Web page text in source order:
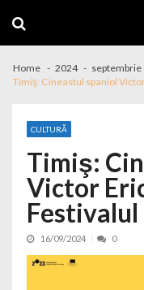
Home 2024 septembrie
Timiş: Cineastul spaniol
CULTURĂ
Timiş:
Victor
Festivalul
16/09/2024 0